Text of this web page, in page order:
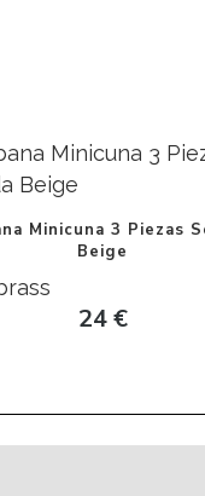
Minicuna 3 Piezas
Beige
24€